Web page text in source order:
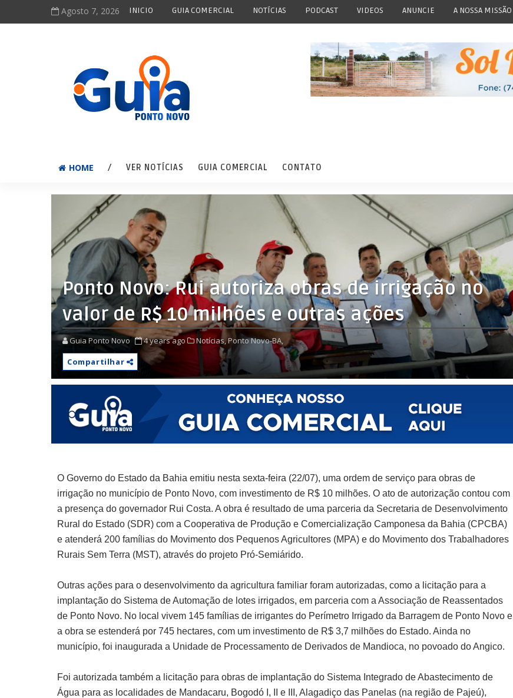
Agosto 7, 2026 INICIO GUIA COMERCIAL NOTÍCIAS PODCAST VIDEOS ANUNCIE A NOSSA MISSÃO
HOME / VER NOTÍCIAS GUIA COMERCIAL CONTATO
Ponto Novo: Rui autoriza obras de irrigação no
valor de R$ 10 milhões e outras ações
Guia Ponto Novo 4 years ago Notícias, Ponto Novo-BA,
Compartilhar
O Governo do Estado da Bahia emitiu nesta sexta-feira (22/07), uma ordem de serviço para obras de
irrigação no município de Ponto Novo, com investimento de R$ 10 milhões. O ato de autorização contou com
a presença do governador Rui Costa. A obra é resultado de uma parceria da Secretaria de Desenvolvimento
Rural do Estado (SDR) com a Cooperativa de Produção e Comercialização Camponesa da Bahia (CPCBA)
e atenderá 200 famílias do Movimento dos Pequenos Agricultores (MPA) e do Movimento dos Trabalhadores
Rurais Sem Terra (MST), através do projeto Pró-Semiárido.
Outras ações para o desenvolvimento da agricultura familiar foram autorizadas, como a licitação para a
implantação do Sistema de Automação de lotes irrigados, em parceria com a Associação de Reassentados
de Ponto Novo. No local vivem 145 famílias de irrigantes do Perímetro Irrigado da Barragem de Ponto Novo e
a obra se estenderá por 745 hectares, com um investimento de R$ 3,7 milhões do Estado. Ainda no
município, foi inaugurada a Unidade de Processamento de Derivados de Mandioca, no povoado do Angico.
Foi autorizada também a licitação para obras de implantação do Sistema Integrado de Abastecimento de
Água para as localidades de Mandacaru, Bogodó I, II e III, Alagadiço das Panelas (na região de Pajeú),